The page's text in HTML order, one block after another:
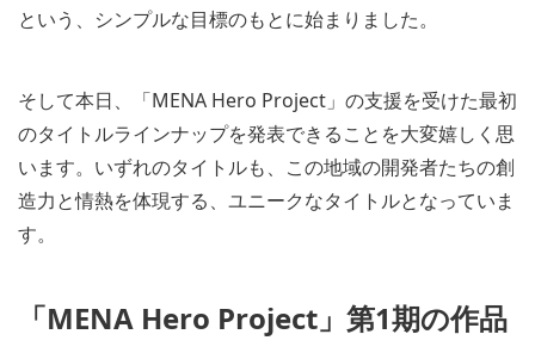
という、シンプルな目標のもとに始まりました。
そして本日、「MENA Hero Project」の支援を受けた最初
のタイトルラインナップを発表できることを大変嬉しく思
います。いずれのタイトルも、この地域の開発者たちの創
造力と情熱を体現する、ユニークなタイトルとなっていま
す。
「MENA Hero Project」第1期の作品